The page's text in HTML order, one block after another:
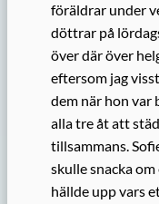
föräldrar under
döttrar på
över där över
eftersom jag
dem när hon var
alla tre åt att
tillsammans.
skulle snacka
hällde upp vars